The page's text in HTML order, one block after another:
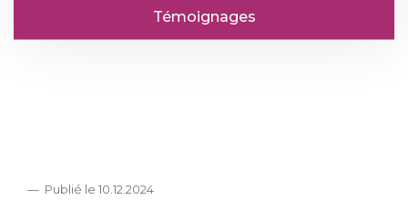
Témoignages
Publié le 10.12.2024